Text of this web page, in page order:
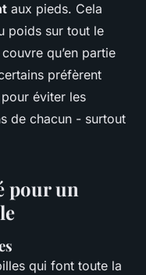
aux pieds. Cela
poids sur tout le
qu’en partie
préfèrent
éviter les
de chacun - surtout
pour un
qui font toute la